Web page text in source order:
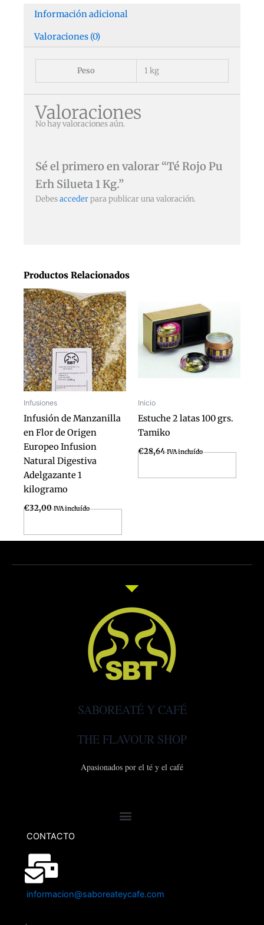
Productos Relacionados
Infusiones
Infusión de Manzanilla
en Flor de Origen
Europeo Infusion
Natural Digestiva
Adelgazante 1
kilogramo
€32,00 IVA incluído
Inicio
Estuche 2 latas 100 grs.
Tamiko
€28,64 IVA incluído
Información adicional
Valoraciones (0)
Peso 1 kg
Valoraciones
No hay valoraciones aún.
Sé el primero en valorar “Té Rojo Pu
Erh Silueta 1 Kg.”
Debesaccederpara publicar una valoración.
SABOREATÉ Y CAFÉ
THE FLAVOUR SHOP
Apasionados por el té y el café
CONTACTO
informacion@saboreateycafe.com